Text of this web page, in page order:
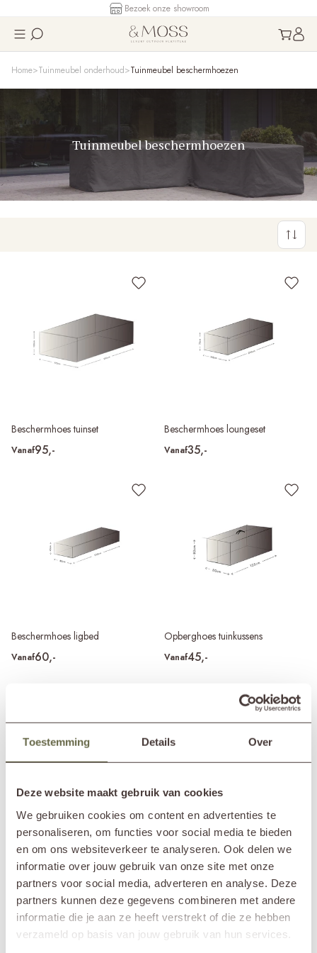
Toestemming Details Over
Deze website maakt gebruik van cookies
We gebruiken cookies om content en advertenties te
personaliseren, om functies voor social media te bieden
en om ons websiteverkeer te analyseren. Ook delen we
informatie over jouw gebruik van onze site met onze
partners voor social media, adverteren en analyse. Deze
partners kunnen deze gegevens combineren met andere
informatie die je aan ze heeft verstrekt of die ze hebben
verzameld op basis van jouw gebruik van hun services.
Bezoek onze showroom
Home Tuinmeubel onderhoud Tuinmeubel beschermhoezen
Tuinmeubel beschermhoezen
Beschermhoes tuinset
Vanaf95,-
Beschermhoes loungeset
Vanaf35,-
Beschermhoes ligbed
Vanaf60,-
Opberghoes tuinkussens
Vanaf45,-
Beschermhoes parasol Jardinico
Vanaf75,-
Tuinmeubelhoes Vincent Sheppard
Vanaf205,-
ADEMENDE TUINMEUBELHOEZEN